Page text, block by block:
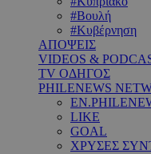
#Βουλή
#Κυβέρνηση
ΑΠΟΨΕΙΣ
VIDEOS &
TV ΟΔΗΓΟΣ
PHILENEWS
LIKE
GOAL
ΧΡΥΣΕΣ